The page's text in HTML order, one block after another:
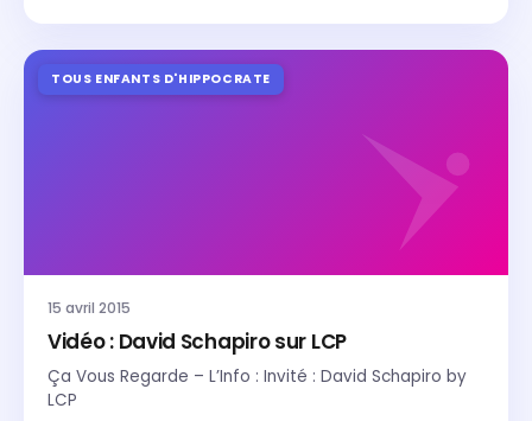
TOUS ENFANTS D'HIPPOCRATE
15 avril 2015
Vidéo : David Schapiro sur LCP
Ça Vous Regarde – L’Info : Invité : David Schapiro by
LCP